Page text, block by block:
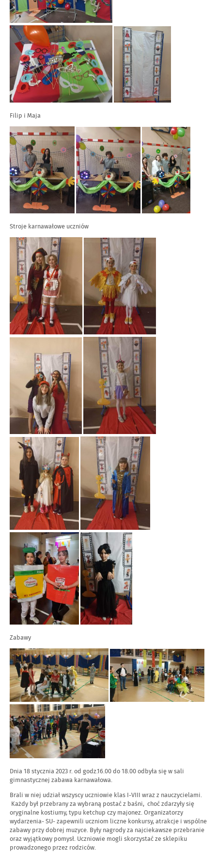
Filip i Maja
Stroje karnawałowe uczniów
Zabawy
Dnia 18 stycznia 2023 r. od godz.16.00 do 18.00 odbyła się w sali
gimnastycznej zabawa karnawałowa.
Brali w niej udział wszyscy uczniowie klas I-VIII wraz z nauczycielami.
Każdy był przebrany za wybraną postać z baśni, choć zdarzyły się
oryginalne kostiumy, typu ketchup czy majonez. Organizatorzy
wydarzenia- SU- zapewnili uczniom liczne konkursy, atrakcje i wspólne
zabawy przy dobrej muzyce. Były nagrody za najciekawsze przebranie
oraz wyjątkowy pomysł. Uczniowie mogli skorzystać ze sklepiku
prowadzonego przez rodziców.